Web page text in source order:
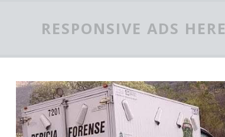
RESPONSIVE ADS HERE